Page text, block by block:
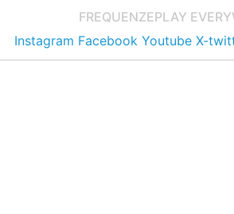
FREQUENZEPLAY
Instagram Facebook Youtube X-